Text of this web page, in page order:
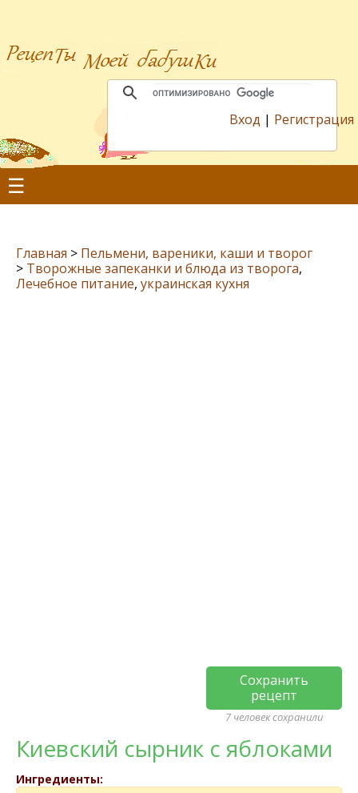
Вход | Регистрация
☰
Главная > Пельмени, вареники, каши и творог
> Творожные запеканки и блюда из творога,
Лечебное питание, украинская кухня
Сохранить
рецепт
7 человек сохранили
Киевский сырник с яблоками
Ингредиенты: